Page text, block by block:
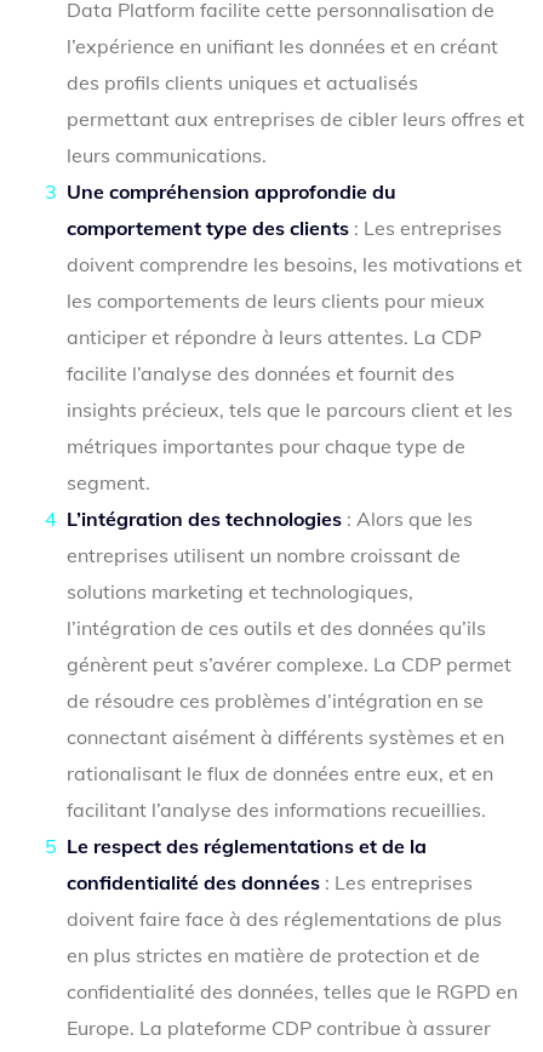
Data Platform facilite cette personnalisation de
l’expérience en unifiant les données et en créant
des profils clients uniques et actualisés
permettant aux entreprises de cibler leurs offres et
leurs communications.
Une compréhension approfondie du
comportement type des clients : Les entreprises
doivent comprendre les besoins, les motivations et
les comportements de leurs clients pour mieux
anticiper et répondre à leurs attentes. La CDP
facilite l’analyse des données et fournit des
insights précieux, tels que le parcours client et les
métriques importantes pour chaque type de
segment.
L’intégration des technologies : Alors que les
entreprises utilisent un nombre croissant de
solutions marketing et technologiques,
l’intégration de ces outils et des données qu’ils
génèrent peut s’avérer complexe. La CDP permet
de résoudre ces problèmes d’intégration en se
connectant aisément à différents systèmes et en
rationalisant le flux de données entre eux, et en
facilitant l’analyse des informations recueillies.
Le respect des réglementations et de la
confidentialité des données : Les entreprises
doivent faire face à des réglementations de plus
en plus strictes en matière de protection et de
confidentialité des données, telles que le RGPD en
Europe. La plateforme CDP contribue à assurer